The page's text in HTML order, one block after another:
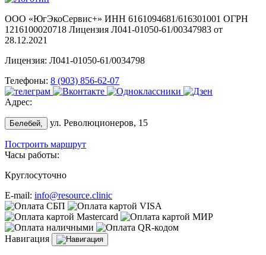
ООО «ЮгЭкоСервис+» ИНН 6161094681/616301001 ОГРН
1216100020718 Лицензия Л041-01050-61/00347983 от
28.12.2021
Лицензия: Л041-01050-61/0034798
Телефоны: 8 (903) 856-62-07
Адрес:
Белебей, ул. Революционеров, 15
Построить маршрут
Часы работы:
Круглосуточно
E-mail: info@resource.clinic
Навигация